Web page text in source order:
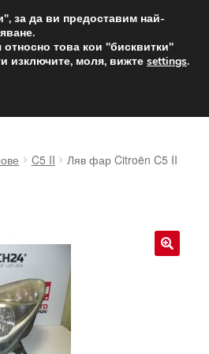
от 12 лв.
по целия свят
C5 II
Ляв фар Citroën C5 II
за да ви предоставим най-
това кои "бисквитки"
изключите, моля, вижте settings.